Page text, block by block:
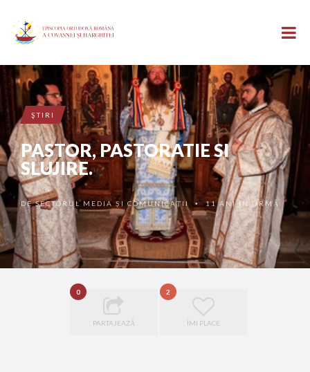
ŞTIRI
PASTOR, PASTORATIE SI
SLUJIRE.
DESECTORUL MEDIA ȘI COMUNICAȚII • 11 ANI ÎN URMĂ
0
PARTAJEAZĂ
2
ÎMI PLACE